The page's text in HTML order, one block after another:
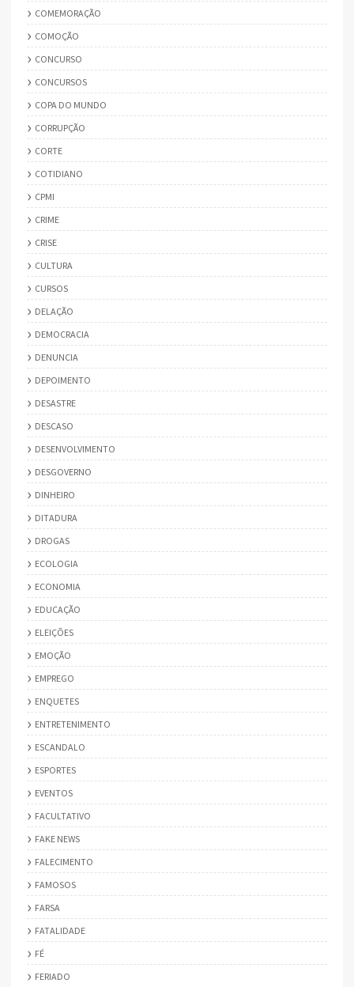
COMEMORAÇÃO
COMOÇÃO
CONCURSO
CONCURSOS
COPA DO MUNDO
CORRUPÇÃO
CORTE
COTIDIANO
CPMI
CRIME
CRISE
CULTURA
CURSOS
DELAÇÃO
DEMOCRACIA
DENUNCIA
DEPOIMENTO
DESASTRE
DESCASO
DESENVOLVIMENTO
DESGOVERNO
DINHEIRO
DITADURA
DROGAS
ECOLOGIA
ECONOMIA
EDUCAÇÃO
ELEIÇÕES
EMOÇÃO
EMPREGO
ENQUETES
ENTRETENIMENTO
ESCANDALO
ESPORTES
EVENTOS
FACULTATIVO
FAKE NEWS
FALECIMENTO
FAMOSOS
FARSA
FATALIDADE
FÉ
FERIADO